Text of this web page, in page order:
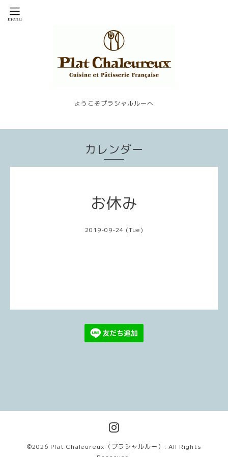
ようこそプラシャルルーへ
カレンダー
お休み
2019-09-24 (Tue)
©2026 Plat Chaleureux（プラシャルルー） . All Rights